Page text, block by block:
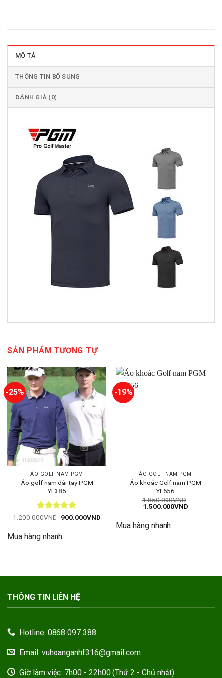
MÔ TẢ
THÔNG TIN BỔ SUNG
ĐÁNH GIÁ (0)
SẢN PHẨM TƯƠNG TỰ
-25%
ÁO GOLF NAM PGM
Áo golf nam dài tay PGM
YF385
Được xếp
sao
1.200.000VND Giá
1.200.000VND.
900.000VNDGiá
Mua hàng nhanh
-19%
ÁO GOLF NAM PGM
Áo khoác Golf nam PGM
YF656
1.850.000VND
Giá
1.850.000VND.
1.500.000VNDGiá
Mua hàng nhanh
THÔNG TIN LIÊN HỆ
Hotline: 0868 097 388
Email: vuhoanganhf316@gmail.com
Giờ làm việc: 7h00 - 22h00 (Thứ 2 - Chủ nhật)